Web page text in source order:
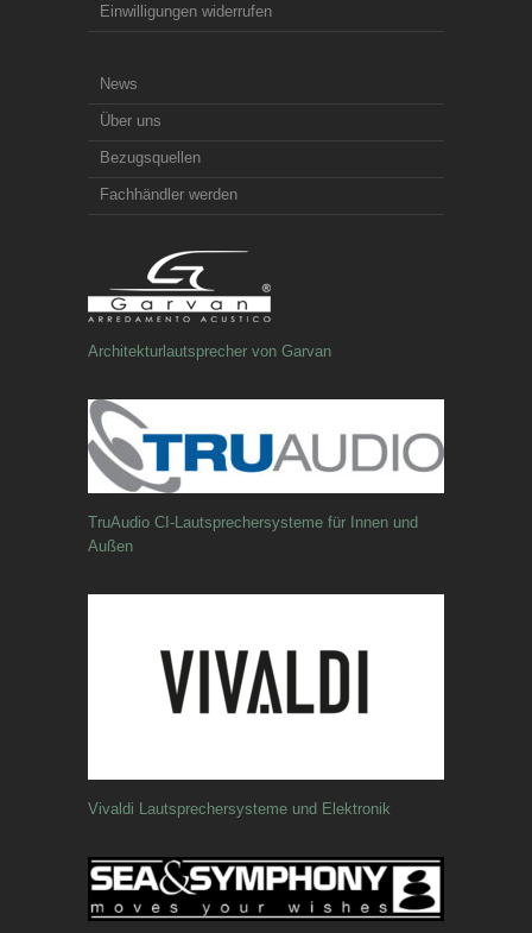
Einwilligungen widerrufen
News
Über uns
Bezugsquellen
Fachhändler werden
Architekturlautsprecher von Garvan
TruAudio CI-Lautsprechersysteme für Innen und
Außen
Vivaldi Lautsprechersysteme und Elektronik